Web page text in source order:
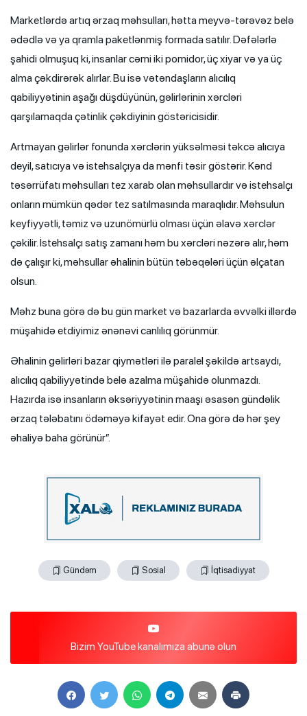
Marketlərdə artıq ərzaq məhsulları, hətta meyvə-tərəvəz belə
ədədlə və ya qramla paketlənmiş formada satılır. Dəfələrlə
şahidi olmuşuq ki, insanlar cəmi iki pomidor, üç xiyar və ya üç
alma çəkdirərək alırlar. Bu isə vətəndaşların alıcılıq
qabiliyyətinin aşağı düşdüyünün, gəlirlərinin xərcləri
qarşılamaqda çətinlik çəkdiyinin göstəricisidir.
Artmayan gəlirlər fonunda xərclərin yüksəlməsi təkcə alıcıya
deyil, satıcıya və istehsalçıya da mənfi təsir göstərir. Kənd
təsərrüfatı məhsulları tez xarab olan məhsullardır və istehsalçı
onların mümkün qədər tez satılmasında maraqlıdır. Məhsulun
keyfiyyətli, təmiz və uzunömürlü olması üçün əlavə xərclər
çəkilir. İstehsalçı satış zamanı həm bu xərcləri nəzərə alır, həm
də çalışır ki, məhsullar əhalinin bütün təbəqələri üçün əlçatan
olsun.
Məhz buna görə də bu gün market və bazarlarda əvvəlki illərdə
müşahidə etdiyimiz ənənəvi canlılıq görünmür.
Əhalinin gəlirləri bazar qiymətləri ilə paralel şəkildə artsaydı,
alıcılıq qabiliyyətində belə azalma müşahidə olunmazdı.
Hazırda isə insanların əksəriyyətinin maaşı əsasən gündəlik
ərzaq tələbatını ödəməyə kifayət edir. Ona görə də hər şey
əhaliyə baha görünür”.
Gündəm Sosial İqtisadiyyat
Bizim YouTube kanalımıza abunə olun